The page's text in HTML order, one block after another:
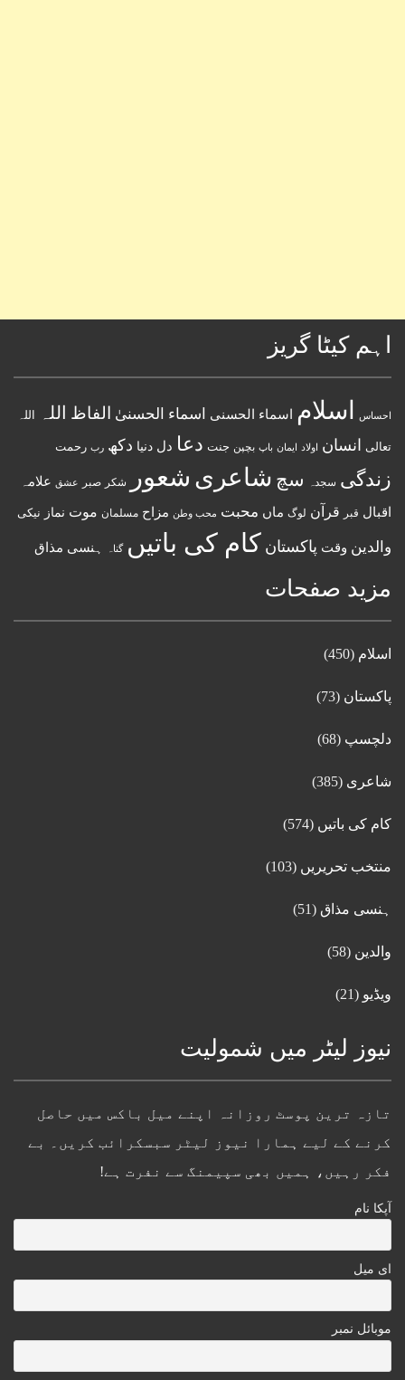
اہم کیٹا گریز
احساس اسلام اسماء الحسنى اسماء الحسنیٰ الفاظ اللہ اللہ
تعالی انسان اولاد ایمان باپ بچپن جنت دعا دل دنیا دکھ رب رحمت
زندگی سجدہ سچ شاعری شعور شکر صبر عشق علامہ
اقبال قبر قرآن لوگ ماں محبت محب وطن مزاح مسلمان موت نماز نیکی
والدین وقت پاکستان کام کی باتیں گناہ ہنسی مذاق
مزید صفحات
اسلام (450)
پاکستان (73)
دلچسپ (68)
شاعری (385)
کام کی باتیں (574)
منتخب تحریریں (103)
ہنسی مذاق (51)
والدین (58)
ویڈیو (21)
نیوز لیٹر میں شمولیت
تازہ ترین پوسٹ روزانہ اپنے میل باکس میں حاصل
کرنے کے لیے ہمارا نیوز لیٹر سبسکرائب کریں۔ بے
فکر رہیں، ہمیں بھی سپیمنگ سے نفرت ہے!
آپکا نام
ای میل
موبائل نمبر